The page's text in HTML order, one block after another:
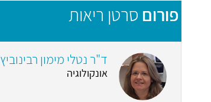
פורום סרטן ריאות
ד"ר נטלי מימון רבינוביץ
אונקולוגיה